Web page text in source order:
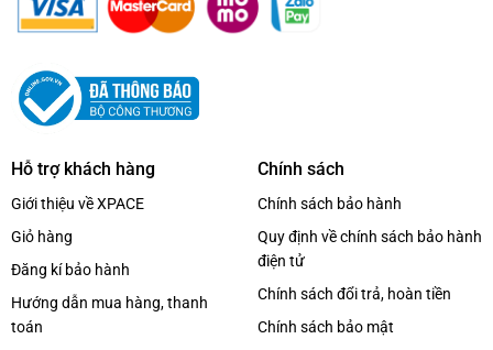
Hỗ trợ khách hàng
Giới thiệu về XPACE
Giỏ hàng
Đăng kí bảo hành
Hướng dẫn mua hàng, thanh
toán
Chính sách
Chính sách bảo hành
Quy định về chính sách bảo hành
điện tử
Chính sách đổi trả, hoàn tiền
Chính sách bảo mật